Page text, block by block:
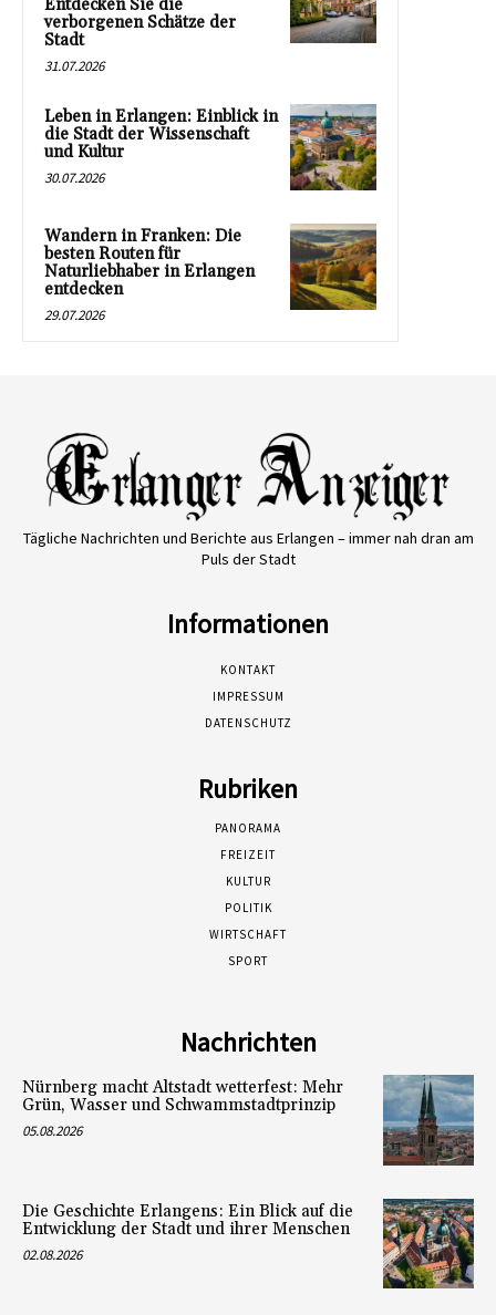
Entdecken Sie die
verborgenen Schätze der
Stadt
31.07.2026
Leben in Erlangen: Einblick in
die Stadt der Wissenschaft
und Kultur
30.07.2026
Wandern in Franken: Die
besten Routen für
Naturliebhaber in Erlangen
entdecken
29.07.2026
Tägliche Nachrichten und Berichte aus Erlangen – immer nah dran am
Puls der Stadt
Informationen
KONTAKT
IMPRESSUM
DATENSCHUTZ
Rubriken
PANORAMA
FREIZEIT
KULTUR
POLITIK
WIRTSCHAFT
SPORT
Nachrichten
Nürnberg macht Altstadt wetterfest: Mehr
Grün, Wasser und Schwammstadtprinzip
05.08.2026
Die Geschichte Erlangens: Ein Blick auf die
Entwicklung der Stadt und ihrer Menschen
02.08.2026